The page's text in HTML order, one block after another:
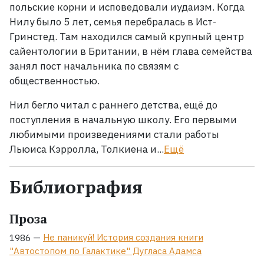
польские корни и исповедовали иудаизм. Когда
Нилу было 5 лет, семья перебралась в Ист-
Гринстед. Там находился самый крупный центр
сайентологии в Британии, в нём глава семейства
занял пост начальника по связям с
общественностью.
Нил бегло читал с раннего детства, ещё до
поступления в начальную школу. Его первыми
любимыми произведениями стали работы
Льюиса Кэрролла, Толкиена и...Ещё
Библиография
Проза
1986 — Не паникуй! История создания книги
"Автостопом по Галактике" Дугласа Адамса